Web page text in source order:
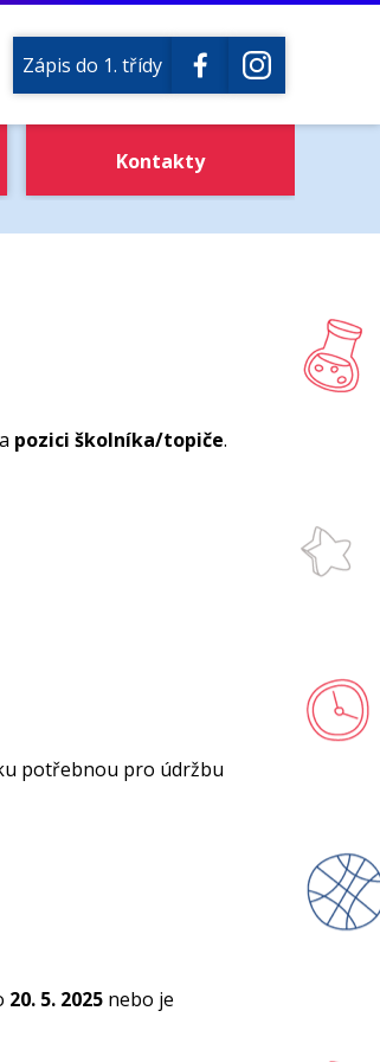
Zápis do 1. třídy
Kontakty
pozici školníka/topiče.
pro údržbu
20. 5. 2025 nebo je